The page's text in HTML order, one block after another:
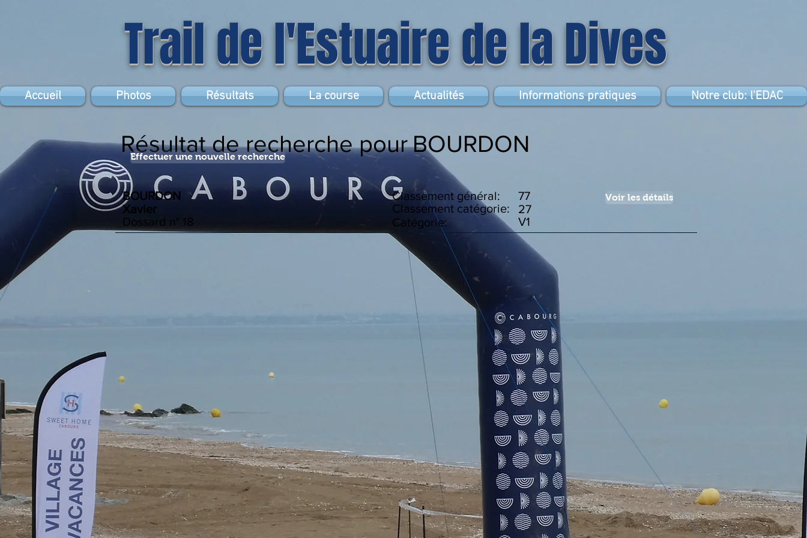
Trail de l'Estuaire de la Dives
Accueil Photos Résultats La course Actualités Informations pratiques Notre club: l'EDAC
Résultat de recherche pourBOURDON
Effectuer une nouvelle recherche
BOURDON
Dossard n°
Xavier
18
Catégorie:
Classement général:
77
Classement catégorie:
27
V1
Voir les détails